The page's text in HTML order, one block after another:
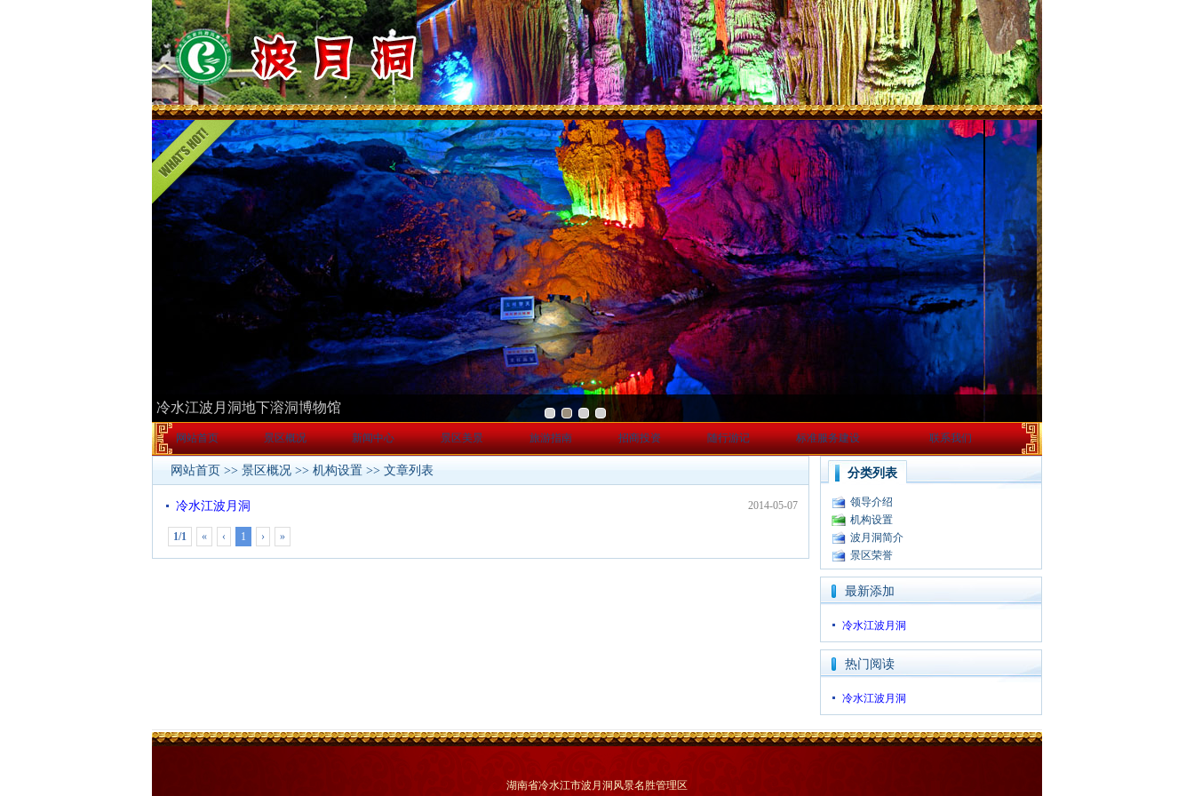
网站首页 景区概况 新闻中心 景区美景 旅游指南 招商投资 随行游记 标准服务建设 联系我们
网站首页 >> 景区概况 >> 机构设置 >> 文章列表
2014-05-07
冷水江波月洞
1/1 « ‹ 1 › »
分类列表
领导介绍
机构设置
波月洞简介
景区荣誉
最新添加
冷水江波月洞
热门阅读
冷水江波月洞
湖南省冷水江市波月洞风景名胜管理区